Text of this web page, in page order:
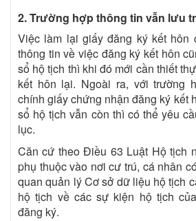
2. Trường hợp thông tin vẫn lưu
Việc làm lại giấy đăng ký kết hôn
thông tin về việc đăng ký kết hôn
sổ hộ tịch thì khi đó mới cần thiết
kết hôn lại. Ngoài ra, với trường
chính giấy chứng nhận đăng ký kết
sổ hộ tịch vẫn còn thì có thể yêu
lục.
Căn cứ theo Điều 63 Luật Hộ tịch
phụ thuộc vào nơi cư trú, cá nhân
quan quản lý Cơ sở dữ liệu hộ tịch
hộ tịch về các sự kiện hộ tịch
đăng ký.